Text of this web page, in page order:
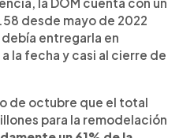
desde mayo de 2022
entregarla en
la fecha y casi al cierre de
de octubre que el total
para la remodelación